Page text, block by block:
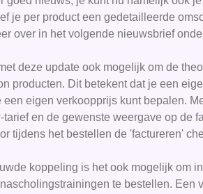
je per product een gedetailleerde
over in het volgende nieuwsbrief
deze update ook mogelijk om de
producten. Dit betekent dat je een
een eigen verkoopprijs kunt bepalen.
tarief en de gewenste weergave op de
tijdens het bestellen de 'factureren'
koppeling is het ook mogelijk om
te bestellen. Een